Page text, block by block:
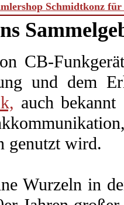
Schmidtkonz
CB-
und dem
auch
genutzt wird.
Wurzeln in